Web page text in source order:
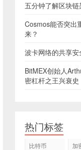
五分钟了解区块
Cosmos能否突出
来？
波卡网络的共享安
BitMEX创始人
密杠杆之王兴衰史
热门标签
比特币 加